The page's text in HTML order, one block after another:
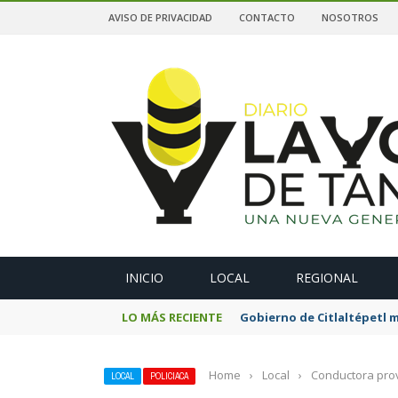
AVISO DE PRIVACIDAD CONTACTO NOSOTROS
INICIO LOCAL REGIONAL
LO MÁS RECIENTE Gobierno de Citlaltépetl
LOCAL POLICIACA Home › Local › Conductora